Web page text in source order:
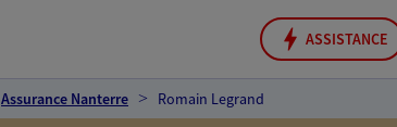
ASSISTANCE
Assurance Nanterre Romain Legrand